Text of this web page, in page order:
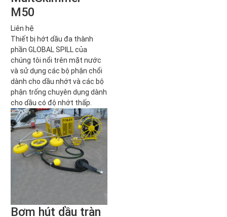
M50
Liên hệ
Thiết bị hớt dầu đa thành
phần GLOBAL SPILL của
chúng tôi nổi trên mặt nước
và sử dụng các bộ phận chổi
dành cho dầu nhớt và các bộ
phận trống chuyên dụng dành
cho dầu có độ nhớt thấp.
Bơm hút dầu tràn